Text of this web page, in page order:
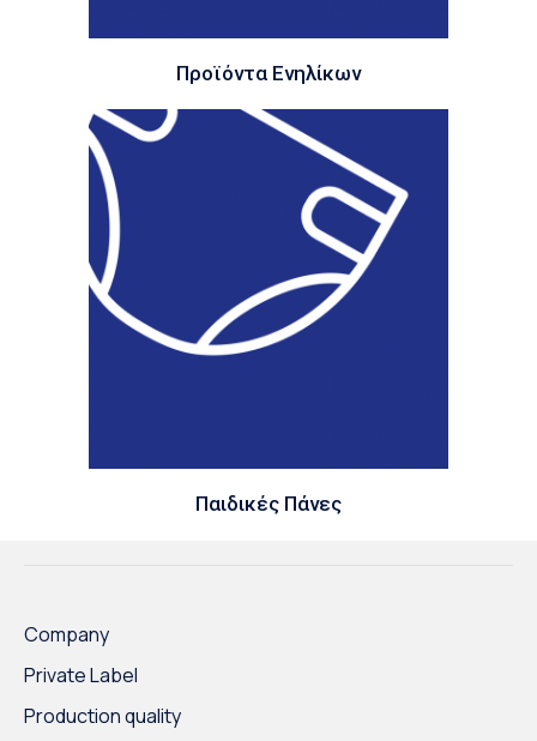
Προϊόντα Ενηλίκων
Παιδικές Πάνες
Company
Private Label
Production quality